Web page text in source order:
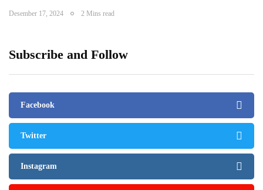
Desember 17, 2024 2 Mins read
Subscribe and Follow
Facebook
Twitter
Instagram